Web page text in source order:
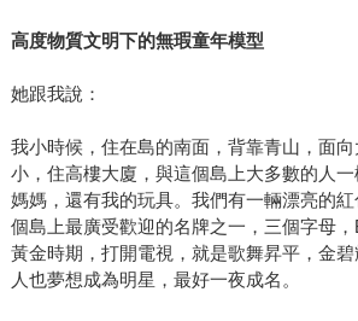
高度物質文明下的無瑕童年模型
她跟我說：
我小時候，住在島的南面，背靠青山，面
小，住高樓大廈，與這個島上大多數的人
媽媽，還有我的玩具。我們有一輛漂亮的
個島上最廣受歡迎的名牌之一，三個字母
黃金時期，打開電視，就是歌舞昇平，金
人也夢想成為明星，最好一夜成名。